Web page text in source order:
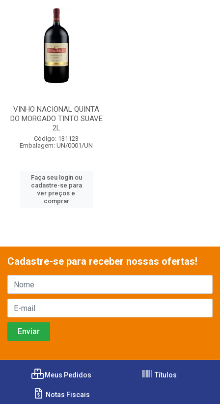
VINHO NACIONAL QUINTA
DO MORGADO TINTO SUAVE
2L
Código: 131123
Embalagem: UN/0001/UN
Faça seu login ou
cadastre-se para
ver preços e
comprar
Cadastre-se para receber nossas ofertas!
Meus Pedidos Títulos
Notas Fiscais